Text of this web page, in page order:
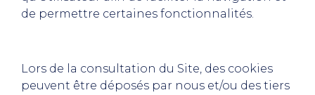
de permettre certaines fonctionnalités.
Lors de la consultation du Site, des cookies
peuvent être déposés par nous et/ou des tiers